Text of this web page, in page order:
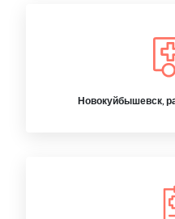
Новокуйбышевск,